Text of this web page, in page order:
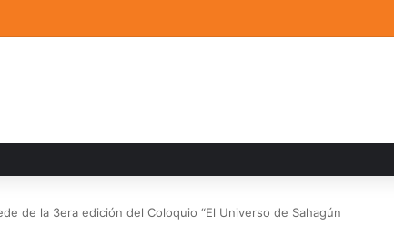
marca el cierre del Curso de Verano de Escuelas Aztecas
de la 3era edición del Coloquio “El Universo de Sahagún